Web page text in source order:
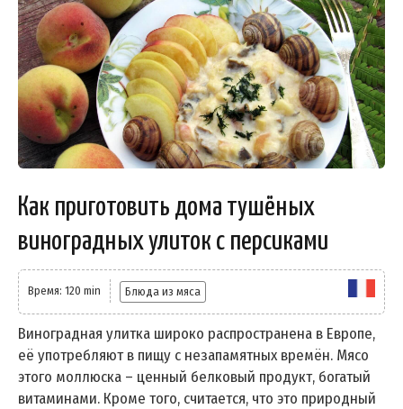
Как приготовить дома тушёных
виноградных улиток с персиками
Время: 120 min Блюда из мяса
Виноградная улитка широко распространена в Европе,
её употребляют в пищу с незапамятных времён. Мясо
этого моллюска – ценный белковый продукт, богатый
витаминами. Кроме того, считается, что это природный